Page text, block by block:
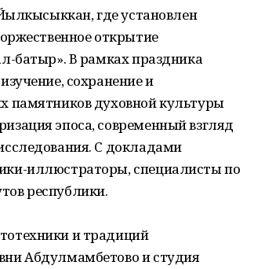
где установлен
открытие
батыр». В рамках праздника
сохранение и
памятников духовной культуры
эпоса, современный взгляд
С докладами
иллюстраторы, специалисты по
республики.
и традиций
Абдулмамбетово и студия